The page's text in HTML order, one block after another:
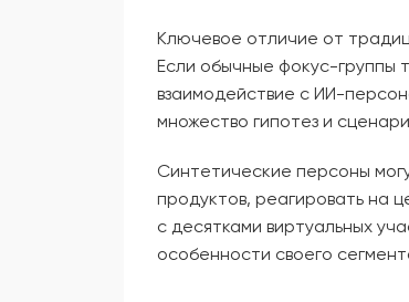
Ключевое отличие от
Если обычные фокус-группы
взаимодействие с ИИ-
множество гипотез и
Синтетические персоны
продуктов, реагировать на
с десятками виртуальных
особенности своего